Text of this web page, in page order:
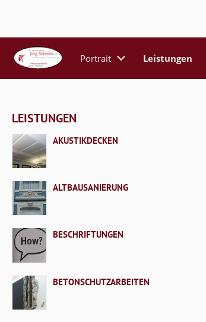
Portrait Leistungen
LEISTUNGEN
AKUSTIKDECKEN
ALTBAUSANIERUNG
BESCHRIFTUNGEN
BETONSCHUTZARBEITEN